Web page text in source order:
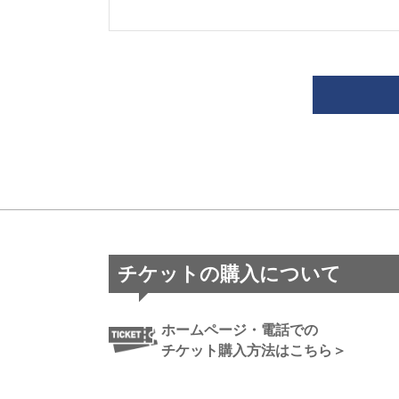
チケットの購入について
ホームページ・電話での
チケット購入方法はこちら＞